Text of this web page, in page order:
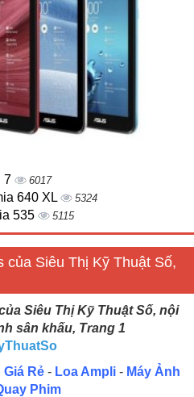
7 6017
640 XL 5324
535 5115
của Siêu Thị Kỹ Thuật Số,
Siêu Thị Kỹ Thuật Số, nội
sân khấu, Trang 1
Giá Rẻ - Loa Ampli - Máy Ảnh
Phim